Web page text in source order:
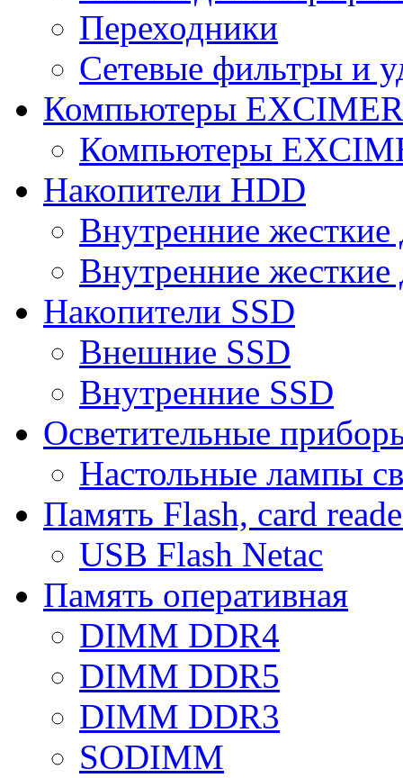
Переходники
Сетевые фильтры и
Компьютеры
Компьютеры
Накопители HDD
Внутренние
Внутренние
Накопители SSD
Внешние SSD
Внутренние SSD
Осветительные
Настольные лампы
Память Flash, card
USB Flash Netac
Память оперативная
DIMM DDR4
DIMM DDR5
DIMM DDR3
SODIMM